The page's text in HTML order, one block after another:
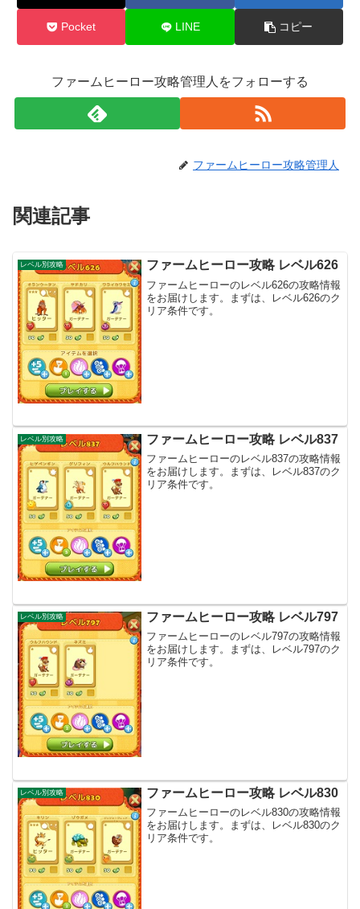
Pocket LINE コピー
ファームヒーロー攻略管理人をフォローする
ファームヒーロー攻略管理人
関連記事
レベル別攻略 ファームヒーロー攻略 レベル626
ファームヒーローのレベル626の攻略情報
をお届けします。まずは、レベル626のク
リア条件です。
レベル別攻略 ファームヒーロー攻略 レベル837
ファームヒーローのレベル837の攻略情報
をお届けします。まずは、レベル837のク
リア条件です。
レベル別攻略 ファームヒーロー攻略 レベル797
ファームヒーローのレベル797の攻略情報
をお届けします。まずは、レベル797のク
リア条件です。
レベル別攻略 ファームヒーロー攻略 レベル830
ファームヒーローのレベル830の攻略情報
をお届けします。まずは、レベル830のク
リア条件です。